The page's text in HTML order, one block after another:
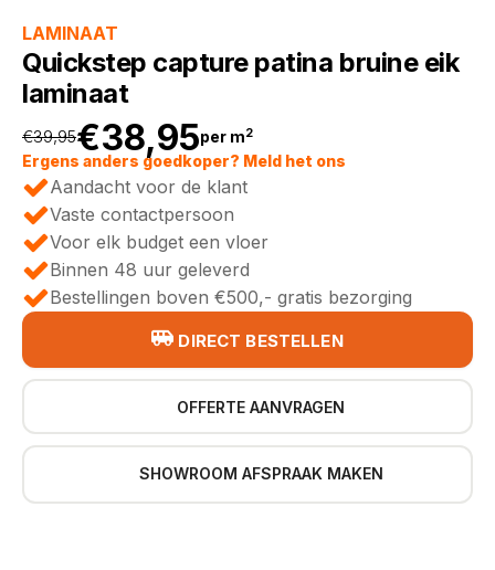
LAMINAAT
Quickstep capture patina bruine eik
laminaat
€39,95
Oorspronkelijke
prijs
was:
€39,95.
€38,95
Huidige
prijs
is:
€38,95.
per m2
Ergens anders goedkoper? Meld het ons
Aandacht voor de klant
Vaste contactpersoon
Voor elk budget een vloer
Binnen 48 uur geleverd
Bestellingen boven €500,- gratis bezorging
DIRECT BESTELLEN
OFFERTE AANVRAGEN
SHOWROOM AFSPRAAK MAKEN